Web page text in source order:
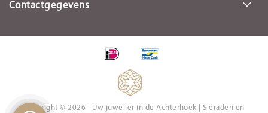
Contactgegevens
Copyright © 2026 - Uw juwelier in de Achterhoek | Sieraden en